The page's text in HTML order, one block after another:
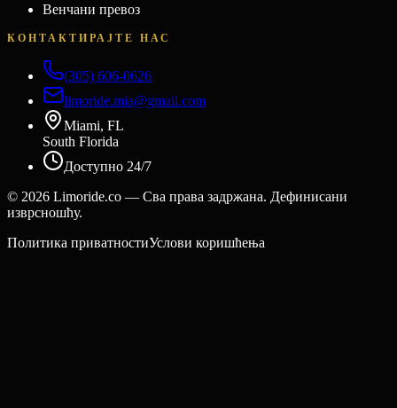
Венчани превоз
КОНТАКТИРАЈТЕ НАС
(305) 606-0626
limoride.mia@gmail.com
Miami, FL
South Florida
Доступно 24/7
© 2026 Limoride.co — Сва права задржана. Дефинисани
изврсношћу.
Политика приватностиУслови коришћења